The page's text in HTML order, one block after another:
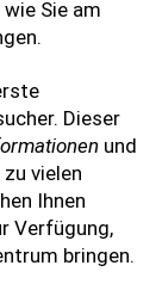
Sie am
Dieser
und
zu vielen
Ihnen
Verfügung,
bringen.